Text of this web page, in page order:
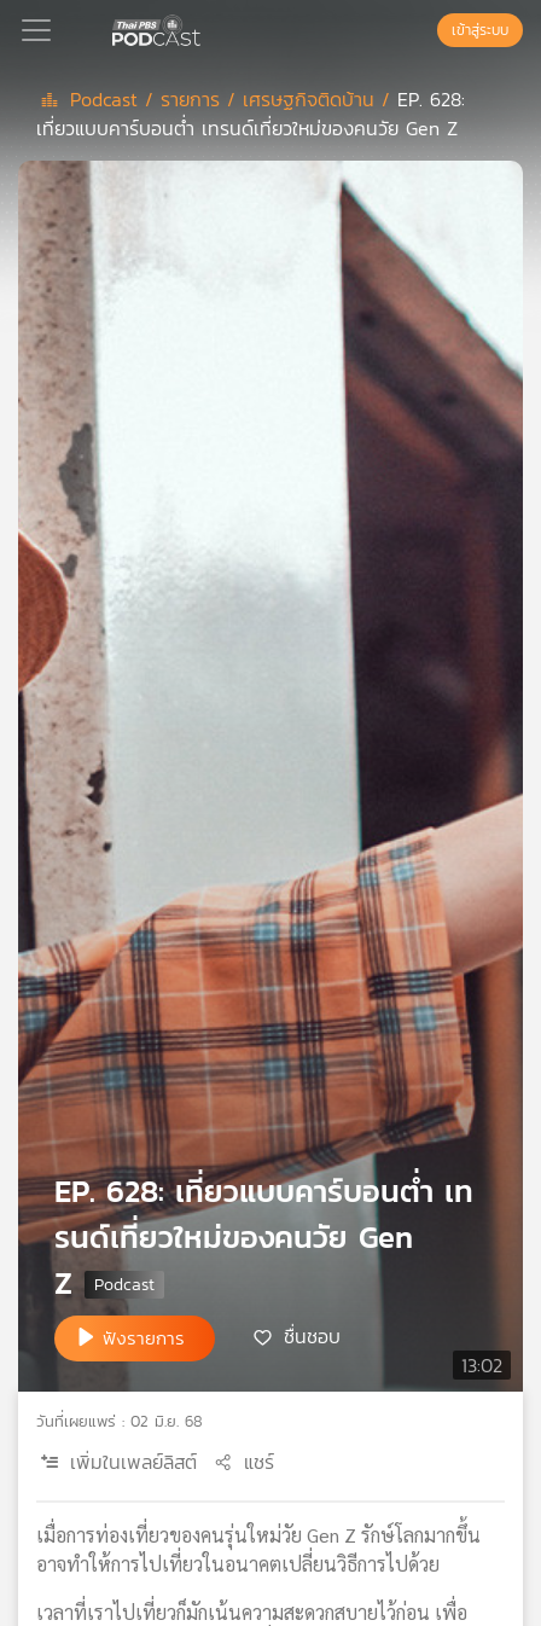
Podcast
เพล
ลิ
สต์
แนะนำ
เพล
ย์
ของ
คุณ
เพลง
บทความ
ข่าว
และ
กิจกรรม
เกี่ยว
กับ
เรา
เครือ
ข่าย
ไทย
พี
บี
แผนที่
วิทยุ
เครือ
เข้าสู่ระบบ
Podcast / รายการ / เศรษฐกิจติดบ้าน / EP. 628:
เที่ยวแบบคาร์บอนต่ำ เทรนด์เที่ยวใหม่ของคนวัย Gen Z
13:02
EP. 628: เที่ยวแบบคาร์บอนต่ำ เท
รนด์เที่ยวใหม่ของคนวัย Gen
Z
ฟังรายการ ชื่นชอบ
วันที่เผยแพร่ : 02 มิ.ย. 68
เพิ่มในเพลย์ลิสต์ แชร์
เมื่อการท่องเที่ยวของคนรุ่นใหม่วัย Gen Z รักษ์โลกมากขึ้น
อาจทำให้การไปเที่ยวในอนาคตเปลี่ยนวิธีการไปด้วย
เวลาที่เราไปเที่ยวก็มักเน้นความสะดวกสบายไว้ก่อน เพื่อ